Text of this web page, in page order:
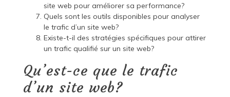
site web pour améliorer sa performance?
Quels sont les outils disponibles pour analyser
le trafic d’un site web?
Existe-t-il des stratégies spécifiques pour attirer
un trafic qualifié sur un site web?
Qu’est-ce que le trafic
d’un site web?